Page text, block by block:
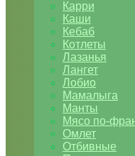
Карри
Каши
Кебаб
Котлеты
Лазанья
Лангет
Лобио
Мамалыга
Манты
Мясо по-
Омлет
Отбивные